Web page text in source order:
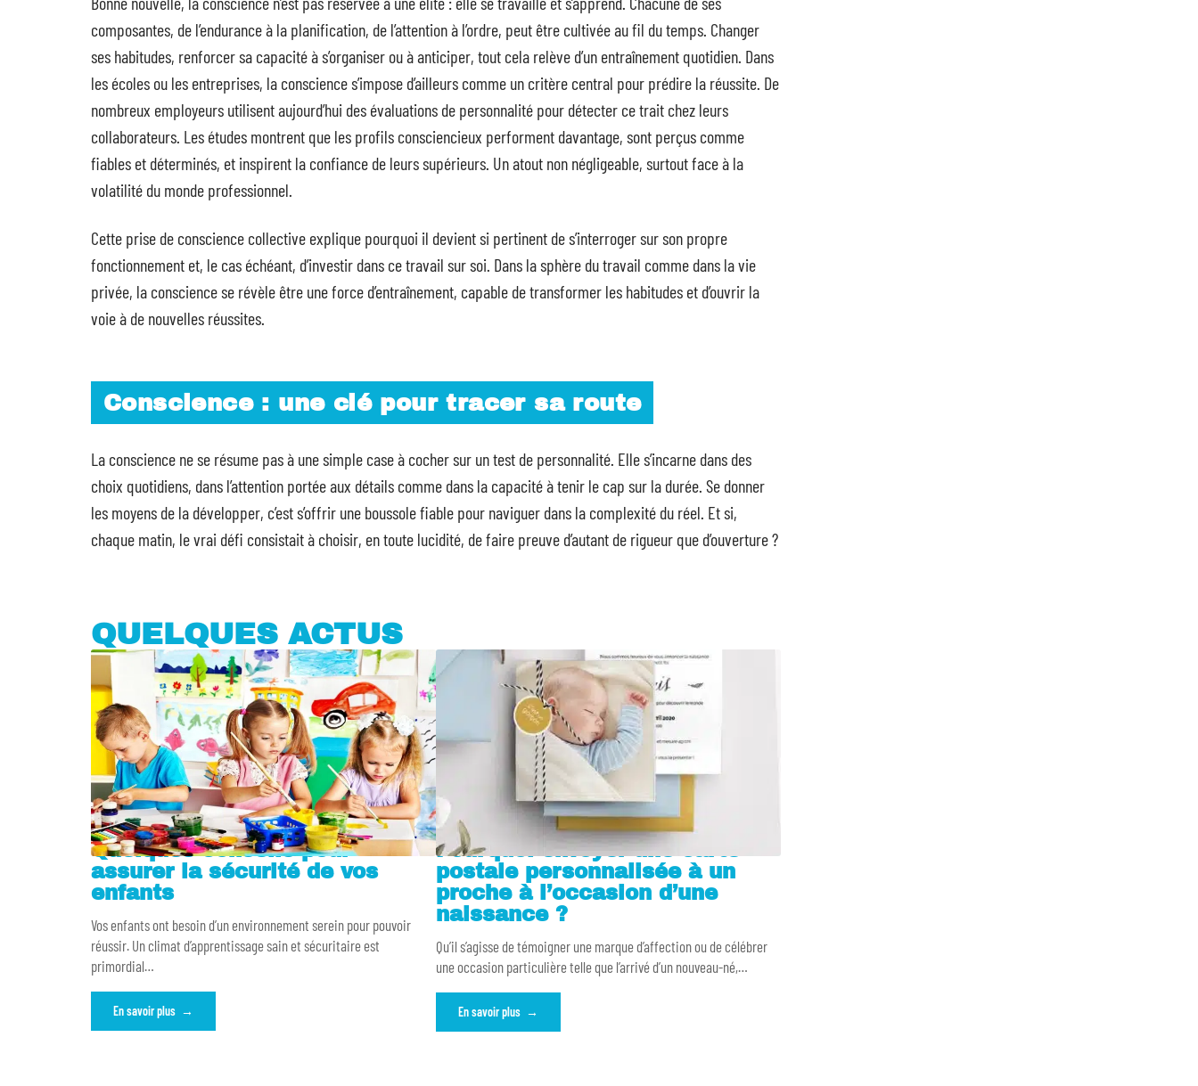
composantes, de l’endurance à la planification, de l’attention à l’ordre, peut être cultivée au fil du temps. Changer
ses habitudes, renforcer sa capacité à s’organiser ou à anticiper, tout cela relève d’un entraînement quotidien. Dans
les écoles ou les entreprises, la conscience s’impose d’ailleurs comme un critère central pour prédire la réussite. De
nombreux employeurs utilisent aujourd’hui des évaluations de personnalité pour détecter ce trait chez leurs
collaborateurs. Les études montrent que les profils consciencieux performent davantage, sont perçus comme
fiables et déterminés, et inspirent la confiance de leurs supérieurs. Un atout non négligeable, surtout face à la
volatilité du monde professionnel.
Cette prise de conscience collective explique pourquoi il devient si pertinent de s’interroger sur son propre
fonctionnement et, le cas échéant, d’investir dans ce travail sur soi. Dans la sphère du travail comme dans la vie
privée, la conscience se révèle être une force d’entraînement, capable de transformer les habitudes et d’ouvrir la
voie à de nouvelles réussites.
Conscience : une clé pour tracer sa route
La conscience ne se résume pas à une simple case à cocher sur un test de personnalité. Elle s’incarne dans des
choix quotidiens, dans l’attention portée aux détails comme dans la capacité à tenir le cap sur la durée. Se donner
les moyens de la développer, c’est s’offrir une boussole fiable pour naviguer dans la complexité du réel. Et si,
chaque matin, le vrai défi consistait à choisir, en toute lucidité, de faire preuve d’autant de rigueur que d’ouverture ?
QUELQUES ACTUS
Quelques conseils pour
assurer la sécurité de vos
enfants
Vos enfants ont besoin d’un environnement serein pour pouvoir
réussir. Un climat d’apprentissage sain et sécuritaire est
primordial…
En savoir plus
Pourquoi envoyer une carte
postale personnalisée à un
proche à l’occasion d’une
naissance ?
Qu’il s’agisse de témoigner une marque d’affection ou de célébrer
une occasion particulière telle que l’arrivé d’un nouveau-né,…
En savoir plus